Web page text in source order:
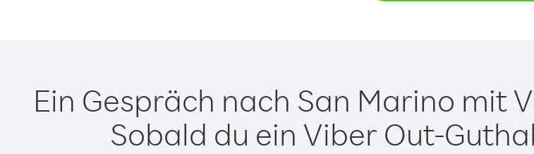
Ein Gespräch nach San Marino mit
Sobald du ein Viber Out-